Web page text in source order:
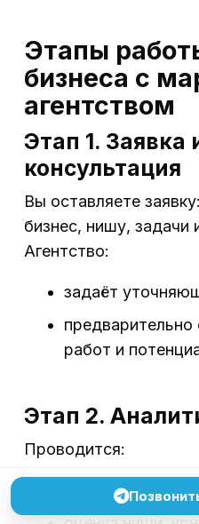
Этапы
бизнеса с
агентством
Этап 1. Заявка
консультация
Вы оставляете
бизнес, нишу, задачи
Агентство:
задаёт
работ и
Этап 2.
Проводится:
анализ сайта и